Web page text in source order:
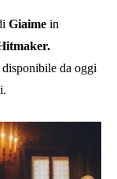
Giaime in
disponibile da oggi